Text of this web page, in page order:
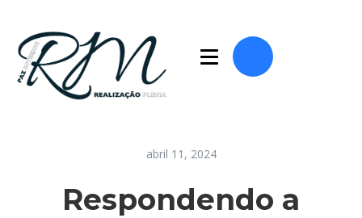
abril 11, 2024
Respondendo a